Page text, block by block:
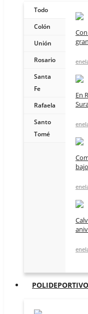
Todo
Colón
Unión
Rosario
Santa
Fe
Rafaela
Santo
Tomé
En
POLIDEPORTIVO